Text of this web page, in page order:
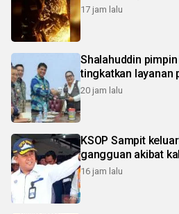
17 jam lalu
Shalahuddin
tingkatkan layanan
20 jam lalu
KSOP Sampit
gangguan akibat
16 jam lalu